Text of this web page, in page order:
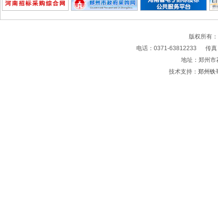
版权所有
电话：0371-63812233 传
地址：郑州
技术支持： 郑州铁